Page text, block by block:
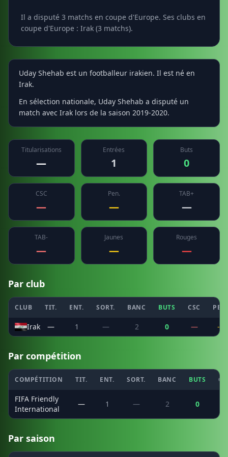
Il a disputé 3 matchs en coupe d'Europe. Ses clubs en
coupe d'Europe : Irak (3 matchs).
Uday Shehab est un footballeur irakien. Il est né en
Irak.
En sélection nationale, Uday Shehab a disputé un
match avec Irak lors de la saison 2019-2020.
Titularisations
—
Entrées
1
Buts
0
CSC
—
Pen.
—
TAB+
—
TAB-
—
Jaunes
—
Rouges
—
Par club
CLUB TIT. ENT. SORT. BANC BUTS CSC PEN.
Irak — 1 — 2 0 — —
Par compétition
COMPÉTITION TIT. ENT. SORT. BANC BUTS
FIFA Friendly
International
— 1 — 2 0
Par saison